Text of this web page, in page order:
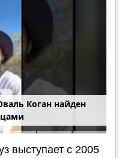
Коган найден
выступает с 2005